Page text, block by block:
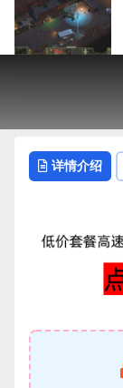
详情介绍